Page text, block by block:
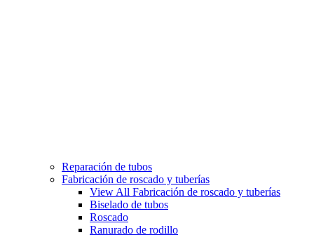
Reparación de tubos
Fabricación de roscado y tuberías
View All Fabricación de roscado y tuberías
Biselado de tubos
Roscado
Ranurado de rodillo